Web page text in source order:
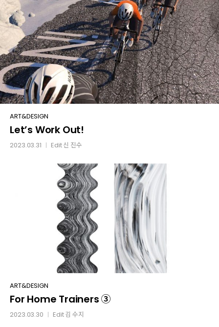
Let’s
Work
Out!
ART&DESIGN
Let’s Work Out!
2023.03.31 Edit신 진수
For
Home
Trainers
ART&DESIGN
For Home Trainers ③
2023.03.30 Edit김 수지